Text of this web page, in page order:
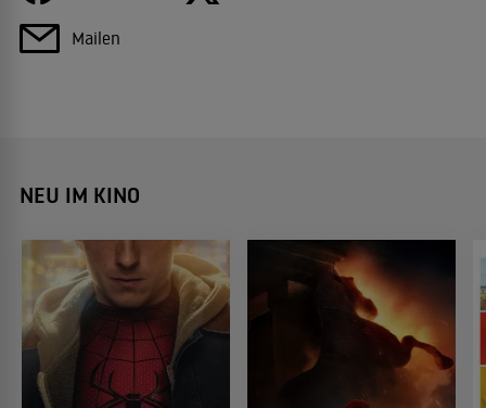
Mailen
NEU IM KINO